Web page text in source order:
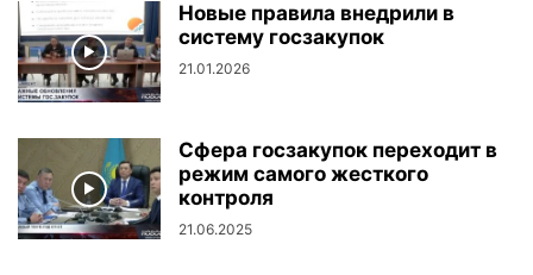
Новые правила внедрили в
систему госзакупок
21.01.2026
Сфера госзакупок переходит в
режим самого жесткого
контроля
21.06.2025